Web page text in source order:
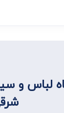
لباس و